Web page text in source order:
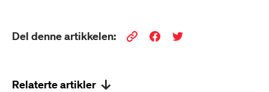
Del denne artikkelen:
Relaterte artikler